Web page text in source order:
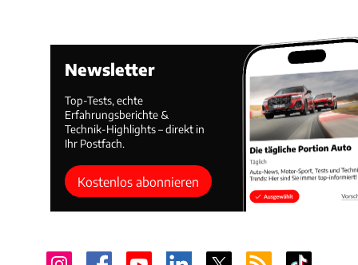
Newsletter
Top-Tests, echte
Erfahrungsberichte &
Technik-Highlights – direkt in
Ihr Postfach.
Kostenlos abonnieren